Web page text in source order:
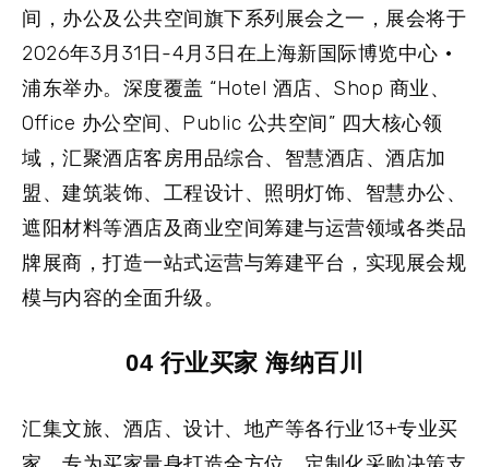
间，办公及公共空间旗下系列展会之一，展会将于
2026年3月31日-4月3日在上海新国际博览中心 •
浦东举办。深度覆盖 “Hotel 酒店、Shop 商业、
Office 办公空间、Public 公共空间” 四大核心领
域，汇聚酒店客房用品综合、智慧酒店、酒店加
盟、建筑装饰、工程设计、照明灯饰、智慧办公、
遮阳材料等酒店及商业空间筹建与运营领域各类品
牌展商，打造一站式运营与筹建平台，实现展会规
模与内容的全面升级。
04 行业买家 海纳百川
汇集文旅、酒店、设计、地产等各行业13+专业买